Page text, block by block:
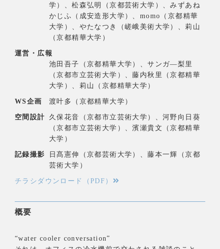
学）、松森弘明（京都芸術大学）、みずあね
かじふ（成安造形大学）、momo（京都精華
大学）、やたなつき（嵯峨美術大学）、莉山
（京都精華大学）
運営・広報
池田吾子（京都精華大学）、サンガ―梨里
（京都市立芸術大学）、藤内秋里（京都精華
大学）、莉山（京都精華大学）
WS企画 渡叶多（京都精華大学）
空間設計
久保花音（京都市立芸術大学）、河野向日葵
（京都市立芸術大学）、濱瀬貴文（京都精華
大学）
記録撮影
日髙憲伸（京都芸術大学）、藤本一輝（京都
芸術大学）
チラシダウンロード（PDF）
概要
“water cooler conversation”